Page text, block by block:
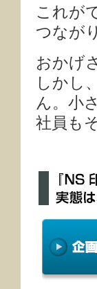
これが
つなが
おかげ
しかし
ん。小
社員も